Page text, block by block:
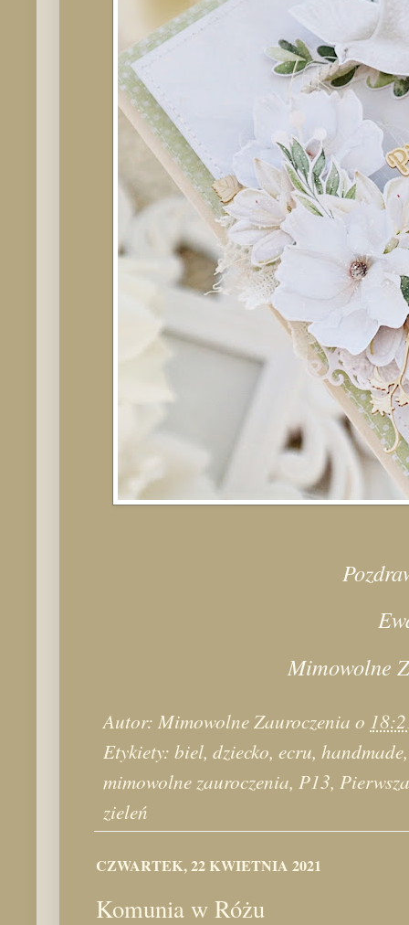
Mimowolne
Autor: Mimowolne Zauroczenia o
Etykiety: biel, dziecko, ecru, handmade
mimowolne zauroczenia, P13,
zieleń
CZWARTEK, 22 KWIETNIA 2021
Komunia w Różu